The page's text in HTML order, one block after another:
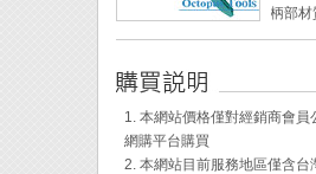
◆ 螢光
◆ 磁力
柄部
切斷
適用
鉗口
1. 本網站價格僅對經銷商會
網購平台購買
2. 本網站目前服務地區僅含